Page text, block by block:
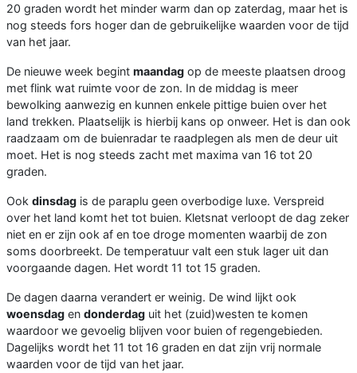
20 graden wordt het minder warm dan op zaterdag, maar het is
nog steeds fors hoger dan de gebruikelijke waarden voor de tijd
van het jaar.
De nieuwe week begint maandag op de meeste plaatsen droog
met flink wat ruimte voor de zon. In de middag is meer
bewolking aanwezig en kunnen enkele pittige buien over het
land trekken. Plaatselijk is hierbij kans op onweer. Het is dan ook
raadzaam om de buienradar te raadplegen als men de deur uit
moet. Het is nog steeds zacht met maxima van 16 tot 20
graden.
Ook dinsdag is de paraplu geen overbodige luxe. Verspreid
over het land komt het tot buien. Kletsnat verloopt de dag zeker
niet en er zijn ook af en toe droge momenten waarbij de zon
soms doorbreekt. De temperatuur valt een stuk lager uit dan
voorgaande dagen. Het wordt 11 tot 15 graden.
De dagen daarna verandert er weinig. De wind lijkt ook
woensdag en donderdag uit het (zuid)westen te komen
waardoor we gevoelig blijven voor buien of regengebieden.
Dagelijks wordt het 11 tot 16 graden en dat zijn vrij normale
waarden voor de tijd van het jaar.